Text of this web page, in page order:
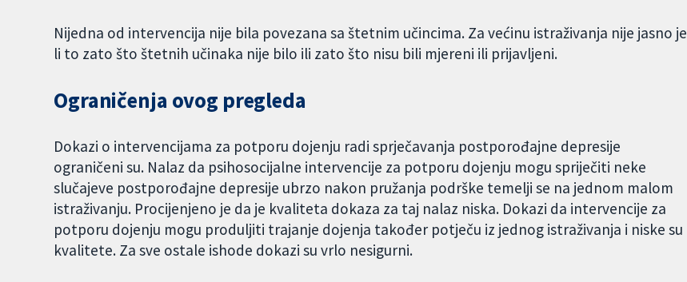
Nijedna od intervencija nije bila povezana sa štetnim učincima. Za većinu istraživanja nije jasno je
li to zato što štetnih učinaka nije bilo ili zato što nisu bili mjereni ili prijavljeni.
Ograničenja ovog pregleda
Dokazi o intervencijama za potporu dojenju radi sprječavanja postporođajne depresije
ograničeni su. Nalaz da psihosocijalne intervencije za potporu dojenju mogu spriječiti neke
slučajeve postporođajne depresije ubrzo nakon pružanja podrške temelji se na jednom malom
istraživanju. Procijenjeno je da je kvaliteta dokaza za taj nalaz niska. Dokazi da intervencije za
potporu dojenju mogu produljiti trajanje dojenja također potječu iz jednog istraživanja i niske su
kvalitete. Za sve ostale ishode dokazi su vrlo nesigurni.